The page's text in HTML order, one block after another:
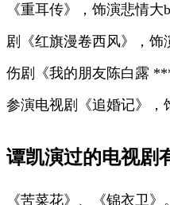
《重耳传》，饰演悲情
剧《红旗漫卷西风》，
伤剧《我的朋友陈白露
参演电视剧《追婚记》，
谭凯演过的电视剧
《苦菜花》、《锦衣卫》。